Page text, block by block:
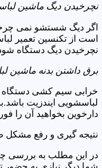
نچرخیدن دیگ ماشین
اگر دیگ شستشو نمی چرخد
است از تکنسین تعمیر
نچرخیدن دیگ دستگاه
برق داشتن بدنه ماشین
خرابی سیم کشی دستگاه
لباسشویی ایندزیت
دارخوین بخواهید آن را
نتیجه گیری و رفع مشکل
در این مطلب به بررسی